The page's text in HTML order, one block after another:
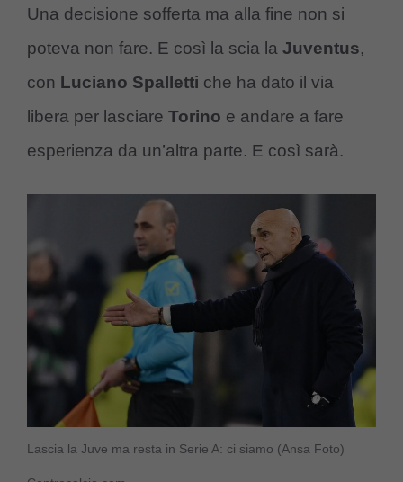
Una decisione sofferta ma alla fine non si
poteva non fare. E così la scia la Juventus,
con Luciano Spalletti che ha dato il via
libera per lasciare Torino e andare a fare
esperienza da un’altra parte. E così sarà.
Lascia la Juve ma resta in Serie A: ci siamo (Ansa Foto)